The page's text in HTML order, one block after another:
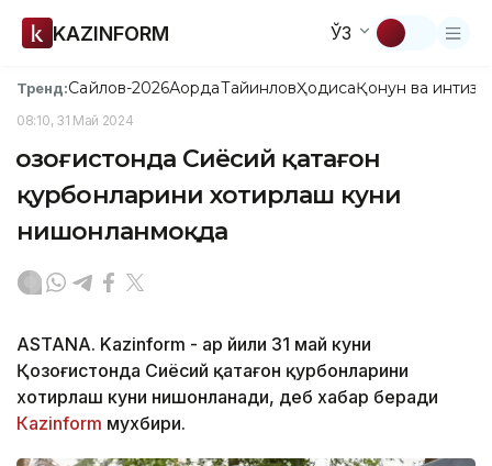
KAZINFORM ЎЗ
Тренд:Сайлов-2026АқордаТайинловҲодисаҚонун ва
08:10, 31 Май 2024
Қозоғистонда Сиёсий қатағон
қурбонларини хотирлаш куни
нишонланмоқда
ASTANA. Kazinform - Ҳар йили 31 май куни
Қозоғистонда Сиёсий қатағон қурбонларини
хотирлаш куни нишонланади, деб хабар беради
Кazinform мухбири.